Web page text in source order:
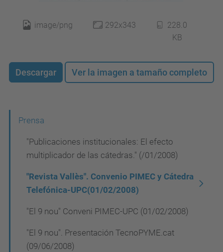
image/png 292x343
228.0
KB
Descargar Ver la imagen a tamaño completo
Prensa
"Publicaciones institucionales: El efecto
multiplicador de las cátedras." (/01/2008)
"Revista Vallès". Convenio PIMEC y Cátedra
Telefónica-UPC(01/02/2008)
"El 9 nou" Conveni PIMEC-UPC (01/02/2008)
"El 9 nou". Presentación TecnoPYME.cat
(09/06/2008)